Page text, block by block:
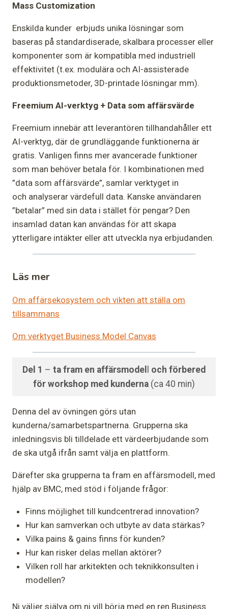
Mass Customization
Enskilda kunder erbjuds unika lösningar som
baseras på standardiserade, skalbara processer eller
komponenter som är kompatibla med industriell
effektivitet (t.ex. modulära och AI-assisterade
produktionsmetoder, 3D-printade lösningar mm).
Freemium AI-verktyg + Data som affärsvärde
Freemium innebär att leverantören tillhandahåller ett
AI-verktyg, där de grundläggande funktionerna är
gratis. Vanligen finns mer avancerade funktioner
som man behöver betala för. I kombinationen med
”data som affärsvärde”, samlar verktyget in
och analyserar värdefull data. Kanske användaren
”betalar” med sin data i stället för pengar? Den
insamlad datan kan användas för att skapa
ytterligare intäkter eller att utveckla nya erbjudanden.
Läs mer
Om affärsekosystem och vikten att ställa om
tillsammans
Om verktyget Business Model Canvas
Del 1 – ta fram en affärsmodel
och förbered
för workshop med kunderna (ca 40 min)
Denna del av övningen görs utan
kunderna/samarbetspartnerna. Grupperna ska
inledningsvis bli tilldelade ett värdeerbjudande som
de ska utgå ifrån samt välja en plattform.
Därefter ska grupperna ta fram en affärsmodell, med
hjälp av BMC, med stöd i följande frågor:
Finns möjlighet till kundcentrerad innovation?
Hur kan samverkan och utbyte av data stärkas?
Vilka pains & gains finns för kunden?
Hur kan risker delas mellan aktörer?
Vilken roll har arkitekten och teknikkonsulten i
modellen?
Ni väljer själva om ni vill börja med en ren Business